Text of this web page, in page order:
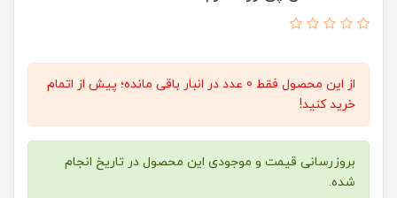
از این محصول فقط 0 عدد در انبار باقی مانده؛ پیش از اتمام
خرید کنید!
بروزرسانی قیمت و موجودی این محصول در تاریخ انجام
شده.